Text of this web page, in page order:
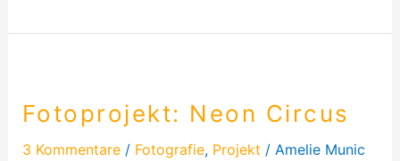
Fotoprojekt: Neon Circus
3 Kommentare / Fotografie, Projekt / Amelie Munic
Circus